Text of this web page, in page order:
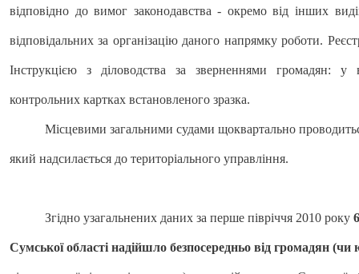
відповідно до вимог законодавства - окремо від інших
відповідальних за організацію даного напрямку роботи.
Інструкцією з діловодства за зверненнями громадян: у
контрольних картках встановленого зразка.
Місцевими загальними судами щоквартально проводиться
який надсилається до територіального управління.
Згідно узагальнених даних за перше півріччя 2010 року
Сумської області надійшло безпосередньо від громадян